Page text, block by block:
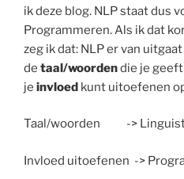
ik deze blog. NLP staat dus
Programmeren. Als ik dat
zeg ik dat: NLP er van
de taal/woordendie je
je invloed kunt uitoefenen
Taal/woorden ->
Invloed uitoefenen ->